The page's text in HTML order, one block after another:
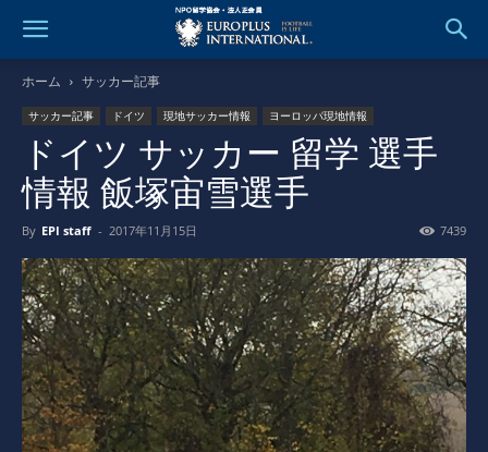
ホーム サッカー記事
サッカー記事 ドイツ 現地サッカー情報 ヨーロッパ現地情報
ドイツ サッカー 留学 選手
情報 飯塚宙雪選手
By EPI staff - 2017年11月15日 7439